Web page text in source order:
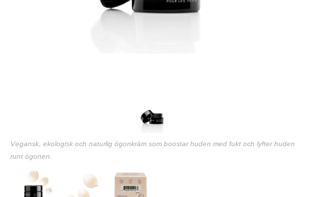
Vegansk, ekologisk och naturlig ögonkräm som boostar huden med fukt och lyfter huden
runt ögonen.